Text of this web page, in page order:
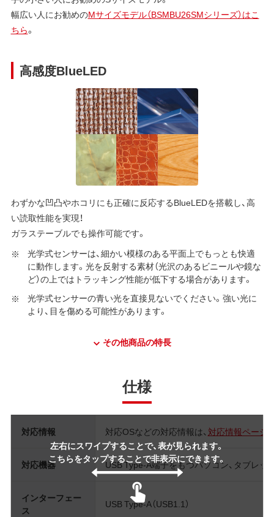
幅広い人にお勧めのMサイズモデル（BSMBU26SMシリーズ）はこ
ちら。
高感度BlueLED
わずかな凹凸やホコリにも正確に反応するBlueLEDを搭載し、高
い読取性能を実現！
ガラステーブルでも操作可能です。
光学式センサーは、細かい模様のある平面上でもっとも快適
に動作します。光を反射する素材（光沢のあるビニールや鏡な
ど）の上ではトラッキング性能が低下する場合があります。
光学式センサーの青い光を直接見ないでください。強い光に
より、目を傷める可能性があります。
その他商品の特長
仕様
左右にスワイプすることで、表が見られます。
こちらをタップすることで非表示にできます。
対応情報 対応OSなどの対応情報は、 対応情報ページ
対応機器 USB Type-A端子をもつパソコン、タブレッ
インターフェー
ス
USB Type-A（USB1.1）